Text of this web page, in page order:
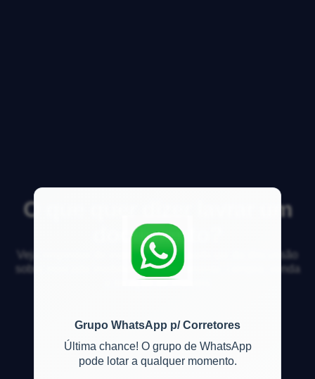
Grupo WhatsApp p/ Corretores
Última chance! O grupo de WhatsApp
pode lotar a qualquer momento.
O que quer dizer lavrar um
documento?
Veja respostas de especialistas e participe da discussão
sobre mercado imobiliário, financiamento, compra, venda
e locação de imóveis